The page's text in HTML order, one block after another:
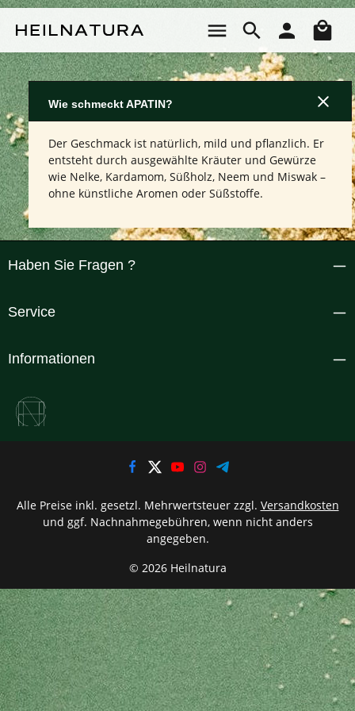
Wie schmeckt APATIN?
Der Geschmack ist natürlich, mild und pflanzlich. Er
entsteht durch ausgewählte Kräuter und Gewürze
wie Nelke, Kardamom, Süßholz, Neem und Miswak –
ohne künstliche Aromen oder Süßstoffe.
Haben Sie Fragen ?
Service
Informationen
© 2026 Heilnatura
Alle Preise inkl. gesetzl. Mehrwertsteuer zzgl. Versandkosten
und ggf. Nachnahmegebühren, wenn nicht anders
angegeben.